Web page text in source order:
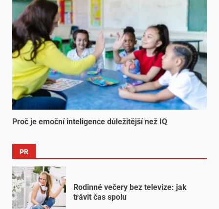
Proč je emoční inteligence důležitější než IQ
PR
Rodinné večery bez televize: jak
trávit čas spolu